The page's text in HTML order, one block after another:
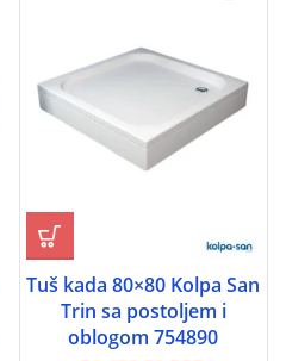
Tuš kada 80×80 Kolpa San
Trin sa postoljem i
oblogom 754890